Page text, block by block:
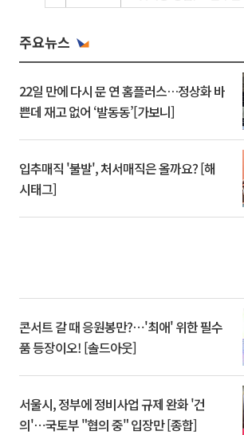
주요뉴스
22일 만에 다시 문 연 홈플러스…정상화 바
쁜데 재고 없어 ‘발동동’[가보니]
입추매직 '불발', 처서매직은 올까요? [해
시태그]
콘서트 갈 때 응원봉만?⋯'최애' 위한 필수
품 등장이오! [솔드아웃]
서울시, 정부에 정비사업 규제 완화 '건
의'⋯국토부 "협의 중" 입장만 [종합]